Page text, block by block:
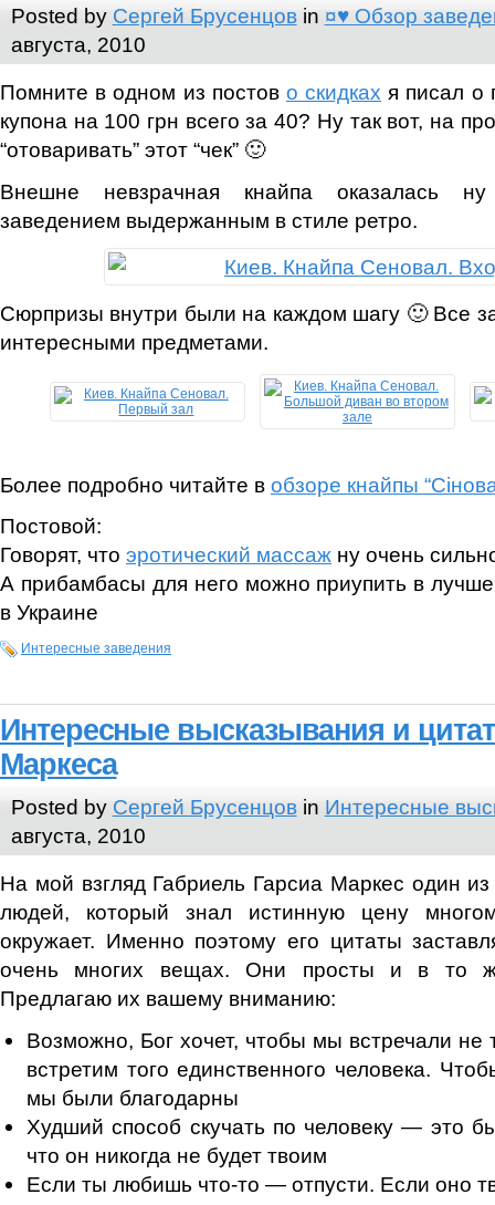
Posted by Сергей Брусенцовin ¤♥ Обзор
августа, 2010
Помните в одном из постов о скидках я писал о
купона на 100 грн всего за 40? Ну так вот, на
“отоваривать” этот “чек” 🙂
Внешне невзрачная кнайпа оказалась
заведением выдержанным в стиле ретро.
Сюрпризы внутри были на каждом шагу 🙂 Все
интересными предметами.
Более подробно читайте в обзоре кнайпы
Постовой:
Говорят, что эротический массаж ну очень
А прибамбасы для него можно приупить в
в Украине
Интересные заведения
Интересные высказывания и
Маркеса
Posted by Сергей Брусенцовin Интересные
августа, 2010
На мой взгляд Габриель Гарсиа Маркес один из
людей, который знал истинную цену
окружает. Именно поэтому его цитаты
очень многих вещах. Они просты и в то
Предлагаю их вашему вниманию:
Возможно, Бог хочет, чтобы мы встречали не
встретим того единственного человека.
мы были благодарны
Худший способ скучать по человеку — это
что он никогда не будет твоим
Если ты любишь что-то — отпусти. Если оно